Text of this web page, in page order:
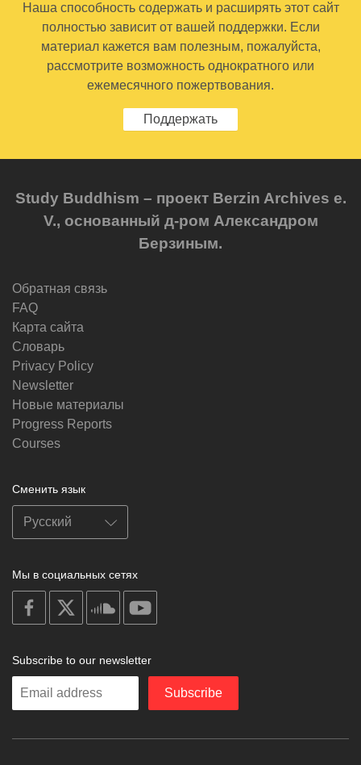
Наша способность содержать и расширять этот сайт
полностью зависит от вашей поддержки. Если
материал кажется вам полезным, пожалуйста,
рассмотрите возможность однократного или
ежемесячного пожертвования.
Поддержать
Study Buddhism – проект Berzin Archives e.
V., основанный д-ром Александром
Берзиным.
Обратная связь
FAQ
Карта сайта
Словарь
Privacy Policy
Newsletter
Новые материалы
Progress Reports
Courses
Сменить язык
Мы в социальных сетях
on
facebook
soundcloud
Subscribe to our newsletter
Enter
Subscribe